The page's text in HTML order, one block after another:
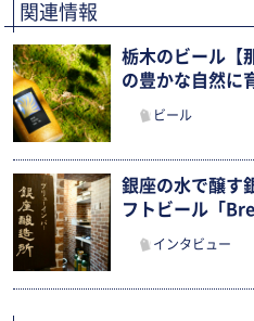
関連情報
栃木のビール【
の豊かな自然に
フトビール
ビール
銀座の水で醸す
フトビール「
インタビュー